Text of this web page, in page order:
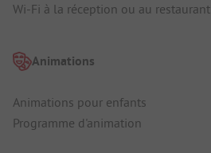
Wi-Fi à la réception ou au restaurant
Animations
Animations pour enfants
Programme d'animation